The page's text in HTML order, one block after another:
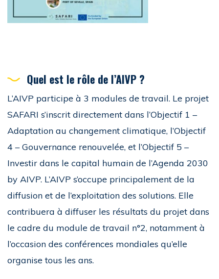
Quel est le rôle de l’AIVP ?
L’AIVP participe à 3 modules de travail. Le projet
SAFARI s’inscrit directement dans l’Objectif 1 –
Adaptation au changement climatique, l’Objectif
4 – Gouvernance renouvelée, et l’Objectif 5 –
Investir dans le capital humain de l’Agenda 2030
by AIVP. L’AIVP s’occupe principalement de la
diffusion et de l’exploitation des solutions. Elle
contribuera à diffuser les résultats du projet dans
le cadre du module de travail n°2, notamment à
l’occasion des conférences mondiales qu’elle
organise tous les ans.